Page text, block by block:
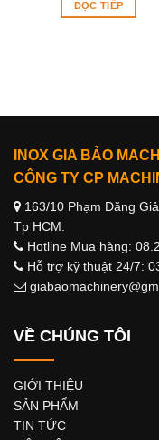
ĐỌC TIẾP
INOX GIA BẢO
CÔNG TY CP
163/10 Phạm Đăng
Tp HCM.
Hotline Mua hàng:
Hỗ trợ kỹ thuật 24/7:
VỀ CHÚNG TÔI
GIỚI THIỆU
SẢN PHẨM
TIN TỨC